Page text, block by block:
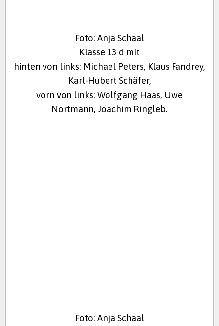
Foto: Anja Schaal
Klasse 13 d mit
hinten von links: Michael Peters, Klaus Fandrey,
Karl-Hubert Schäfer,
vorn von links: Wolfgang Haas, Uwe
Nortmann, Joachim Ringleb.
Foto: Anja Schaal